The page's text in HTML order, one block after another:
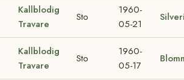
Kallblodig
Travare
Sto
1960-
05-21
Kallblodig
Travare
Sto
1960-
05-17